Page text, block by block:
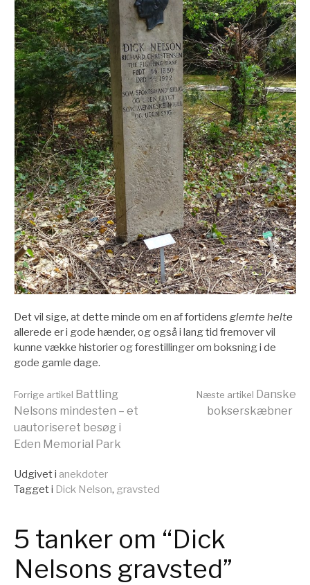
Det vil sige, at dette minde om en af fortidens glemte helte
allerede er i gode hænder, og også i lang tid fremover vil
kunne vække historier og forestillinger om boksning i de
gode gamle dage.
Læs
videre
Forrige artikel Battling
Nelsons mindesten – et
uautoriseret besøg i
Eden Memorial Park
Næste artikel Danske
bokserskæbner
Udgivet i anekdoter
Tagget i Dick Nelson, gravsted
5 tanker om “Dick
Nelsons gravsted”